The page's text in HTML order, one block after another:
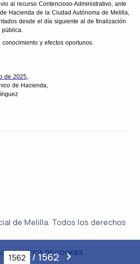
/1562
al recurso Contencioso-Administrativo, ante
Hacienda de la Ciudad Autónoma de Melilla,
desde el día siguiente al de finalización
pública.
y efectos oportunos.
de 2025,
de Hacienda,
de Melilla. Todos los derechos
POLÍTICA DE COOKIES